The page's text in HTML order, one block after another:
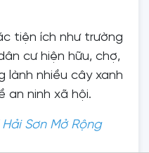
tiện ích như trường
cư hiện hữu, chợ,
lành nhiều cây xanh
an ninh xã hội.
Sơn Mở Rộng